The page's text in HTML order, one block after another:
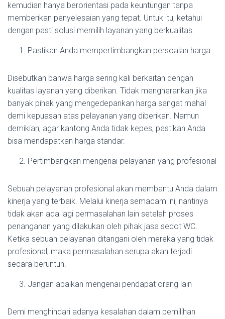
kemudian hanya berorientasi pada keuntungan tanpa
memberikan penyelesaian yang tepat. Untuk itu, ketahui
dengan pasti solusi memilih layanan yang berkualitas.
Pastikan Anda mempertimbangkan persoalan harga
Disebutkan bahwa harga sering kali berkaitan dengan
kualitas layanan yang diberikan. Tidak mengherankan jika
banyak pihak yang mengedepankan harga sangat mahal
demi kepuasan atas pelayanan yang diberikan. Namun
demikian, agar kantong Anda tidak kepes, pastikan Anda
bisa mendapatkan harga standar.
Pertimbangkan mengenai pelayanan yang profesional
Sebuah pelayanan profesional akan membantu Anda dalam
kinerja yang terbaik. Melalui kinerja semacam ini, nantinya
tidak akan ada lagi permasalahan lain setelah proses
penanganan yang dilakukan oleh pihak jasa sedot WC.
Ketika sebuah pelayanan ditangani oleh mereka yang tidak
profesional, maka permasalahan serupa akan terjadi
secara beruntun.
Jangan abaikan mengenai pendapat orang lain
Demi menghindari adanya kesalahan dalam pemilihan